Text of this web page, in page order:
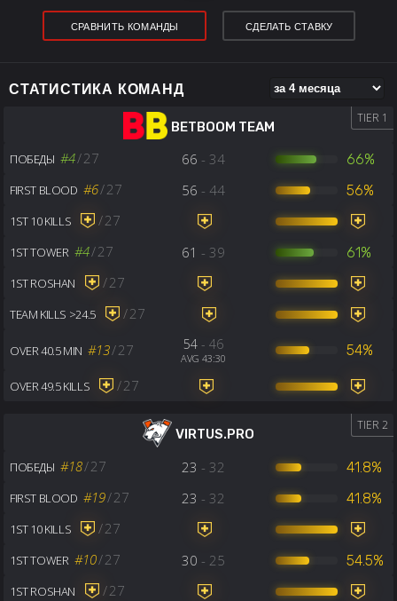
СРАВНИТЬ КОМАНДЫ СДЕЛАТЬ СТАВКУ
СТАТИСТИКА КОМАНД
BETBOOM TEAM
TIER 1
ПОБЕДЫ #4/27 66 - 34 66%
FIRST BLOOD #6/27 56 - 44 56%
1ST 10 KILLS /27
1ST TOWER #4/27 61 - 39 61%
1ST ROSHAN /27
TEAM KILLS >24.5 /27
OVER 40.5 MIN #13/27 54- 46
AVG 43:30 54%
OVER 49.5 KILLS /27
VIRTUS.PRO
TIER 2
ПОБЕДЫ #18/27 23 - 32 41.8%
FIRST BLOOD #19/27 23 - 32 41.8%
1ST 10 KILLS /27
1ST TOWER #10/27 30 - 25 54.5%
1ST ROSHAN /27